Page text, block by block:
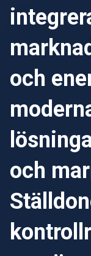
och
och